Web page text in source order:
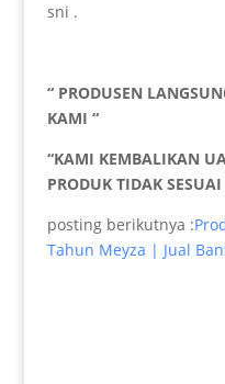
sni .
“ PRODUSEN
KAMI “
“KAMI KEMBALIKAN
PRODUK TIDAK
posting berikutnya :
Tahun Meyza | Jual